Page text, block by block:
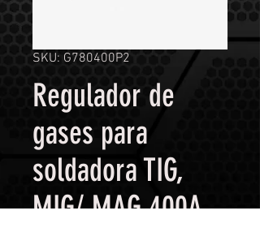
SKU: G780400P2
Regulador de
gases para
soldadora TIG,
MIG/ MAG 400A